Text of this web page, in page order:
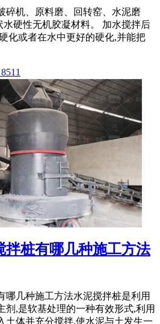
碎机、原料磨、回转窑、水泥磨
水硬性无机胶凝材料。 加水搅拌后
化或者在水中更好的硬化,并能把
拌桩有哪几种施工方法
哪几种施工方法水泥搅拌桩是利用
剂,是软基处理的一种有效形式,利用
土体并充分搅拌,使水泥与土发生一